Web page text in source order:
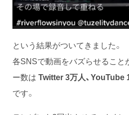
という結果がついてきました。
各SNSで動画をバズらせること
ー数は Twitter 3万人、YouTube
です。